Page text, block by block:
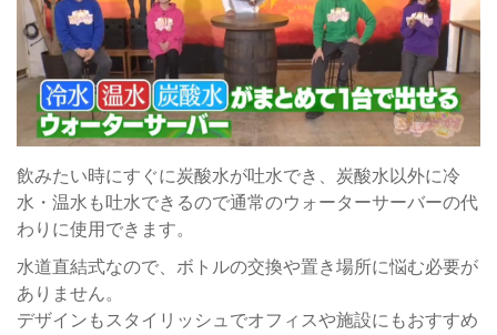
飲みたい時にすぐに炭酸水が吐水でき、炭酸水以外に冷
水・温水も吐水できるので通常のウォーターサーバーの代
わりに使用できます。
水道直結式なので、ボトルの交換や置き場所に悩む必要が
ありません。
デザインもスタイリッシュでオフィスや施設にもおすすめ